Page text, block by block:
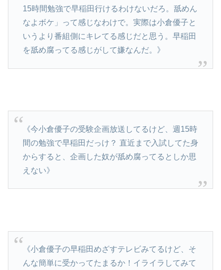
15時間勉強で早稲田行けるわけないだろ。舐めん
なよボケ」って感じなわけで。実際は小倉優子と
いうより番組側にキレてる感じだと思う。早稲田
を舐め腐ってる感じがして嫌なんだ。》
《今小倉優子の受験企画放送してるけど、週15時
間の勉強で早稲田だっけ？ 直近まで入試してた身
からすると、企画した奴が舐め腐ってるとしか思
えない》
《小倉優子の早稲田めざすテレビみてるけど、そ
んな簡単に受かってたまるか！イライラしてみて